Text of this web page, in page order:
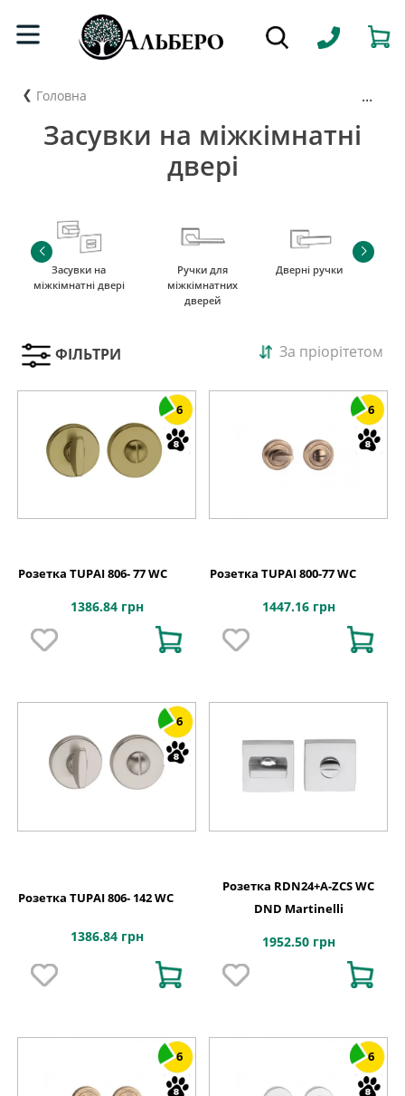
Головна ...
Засувки на міжкімнатні
двері
Засувки на
міжкімнатні двері
Ручки для
міжкімнатних
дверей
Дверні ручки
ФІЛЬТРИ За пріорітетом
6
Розетка TUPAI 806- 77 WC
1386.84 грн
6
Розетка TUPAI 800-77 WC
1447.16 грн
6
Розетка TUPAI 806- 142 WC
1386.84 грн
Розетка RDN24+A-ZCS WC
DND Martinelli
1952.50 грн
6 6